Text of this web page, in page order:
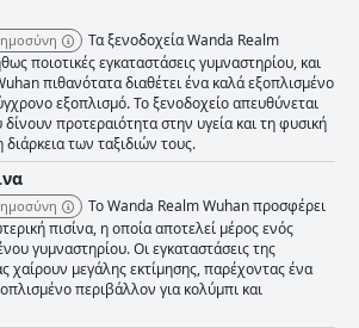
Τα ξενοδοχεία Wanda Realm
ποιοτικές εγκαταστάσεις γυμναστηρίου, και
πιθανότατα διαθέτει ένα καλά εξοπλισμένο
εξοπλισμό. Το ξενοδοχείο απευθύνεται
προτεραιότητα στην υγεία και τη φυσική
των ταξιδιών τους.
Το Wanda Realm Wuhan προσφέρει
πισίνα, η οποία αποτελεί μέρος ενός
γυμναστηρίου. Οι εγκαταστάσεις της
χαίρουν μεγάλης εκτίμησης, παρέχοντας ένα
περιβάλλον για κολύμπι και